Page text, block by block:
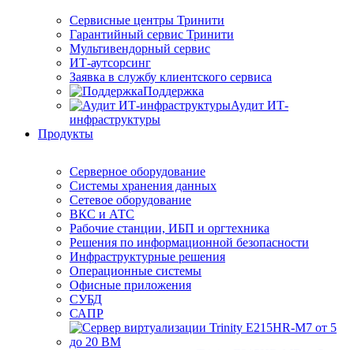
Сервисные центры Тринити
Гарантийный сервис Тринити
Мультивендорный сервис
ИТ-аутсорсинг
Заявка в службу клиентского сервиса
Поддержка
Аудит ИТ-
инфраструктуры
Продукты
Серверное оборудование
Системы хранения данных
Сетевое оборудование
ВКС и АТС
Рабочие станции, ИБП и оргтехника
Решения по информационной безопасности
Инфраструктурные решения
Операционные системы
Офисные приложения
СУБД
САПР